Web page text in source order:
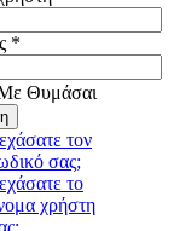
*
Θυμάσαι
τον
σας;
το
χρήστη